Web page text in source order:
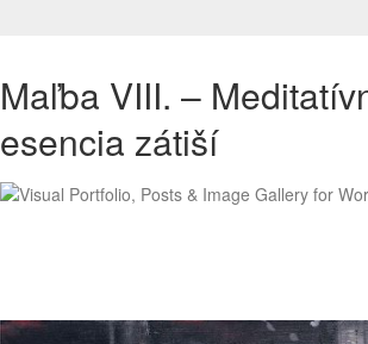
Maľba VIII. –
esencia zátiší